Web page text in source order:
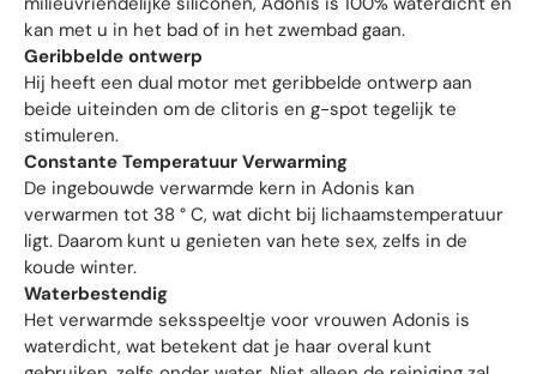
kan met u in het bad of in het zwembad gaan.
Geribbelde ontwerp
Hij heeft een dual motor met geribbelde ontwerp aan
beide uiteinden om de clitoris en g-spot tegelijk te
stimuleren.
Constante Temperatuur Verwarming
De ingebouwde verwarmde kern in Adonis kan
verwarmen tot 38 ° C, wat dicht bij lichaamstemperatuur
ligt. Daarom kunt u genieten van hete sex, zelfs in de
koude winter.
Waterbestendig
Het verwarmde seksspeeltje voor vrouwen Adonis is
waterdicht, wat betekent dat je haar overal kunt